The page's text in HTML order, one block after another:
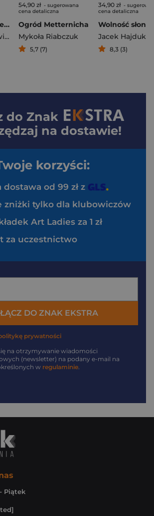
Repatriacja czy repatriotyzacja? Wybrane problemy polskich strategii politycznych wobec rodaków za wschodnią granicą (1986-1990)
Mariusz Maszkiewicz
54,90 zł - sugerowana
cena detaliczna
Ogród Metternicha
Mykoła Riabczuk
5,7 (7)
34,90 zł -
cena detaliczna
Wolność
Jacek Hajduk
8,3 (3)
do Znak
na dostawie!
korzyści:
dostawa od 99 zł z
zniżki tylko dla klubowiczów
Art Ladies za 1 zł
za uczestnictwo
DO ZNAK EKSTRA
prywatności
na otrzymywanie wiadomości
(newsletter) na podany e-mail na
w regulaminie
Piątek